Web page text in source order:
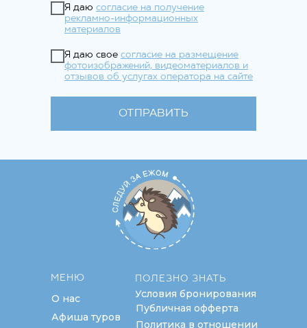
Я даю согласие на получение
рекламно-информационных
материалов
Я даю свое согласие на размещение
фотоизображений, видеоматериалов и
отзывов об услугах оператора на сайте
ОТПРАВИТЬ
МЕНЮ ПОЛЕЗНО ЗНАТЬ
О нас
Афиша туров
Политика в отношении
Публичная офферта
Условия бронирования